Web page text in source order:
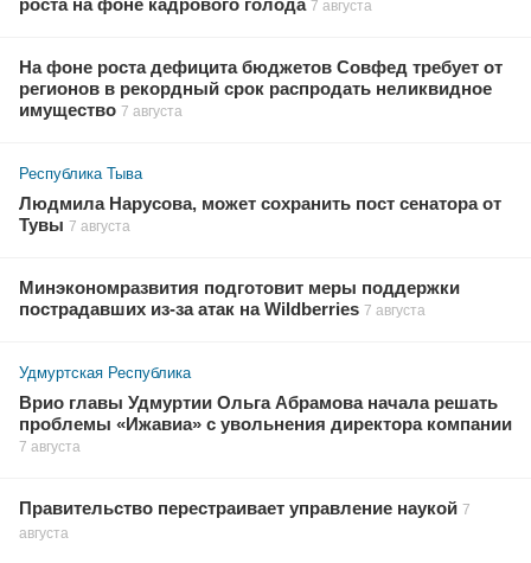
роста на фоне кадрового голода 7 августа
На фоне роста дефицита бюджетов Совфед требует от
регионов в рекордный срок распродать неликвидное
имущество 7 августа
Республика Тыва
Людмила Нарусова, может сохранить пост сенатора от
Тувы 7 августа
Минэкономразвития подготовит меры поддержки
пострадавших из-за атак на Wildberries 7 августа
Удмуртская Республика
Врио главы Удмуртии Ольга Абрамова начала решать
проблемы «Ижавиа» с увольнения директора компании
7 августа
Правительство перестраивает управление наукой 7
августа